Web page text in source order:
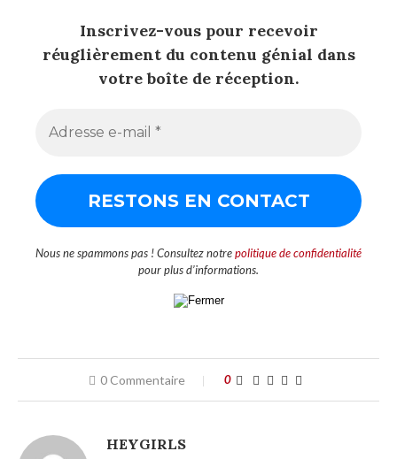
Inscrivez-vous pour recevoir
réuglièrement du contenu génial dans
votre boîte de réception.
Nous ne spammons pas ! Consultez notrepolitique de confidentialité
pour plus d’informations.
0 Commentaire 0
HEYGIRLS